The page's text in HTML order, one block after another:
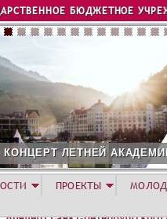
Jump to
БЮДЖЕТНОЕ
КОНЦЕРТ ЛЕТНЕЙ
ПРОЕКТЫ